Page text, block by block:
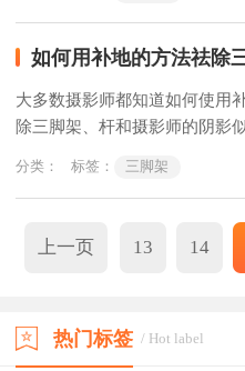
如何用补地的方法祛除
大多数摄影师都知道如何使用
除三脚架、杆和摄影师的阴影
一起。
分类： 标签： 三脚架
上一页 13 14
热门标签 / Hot label